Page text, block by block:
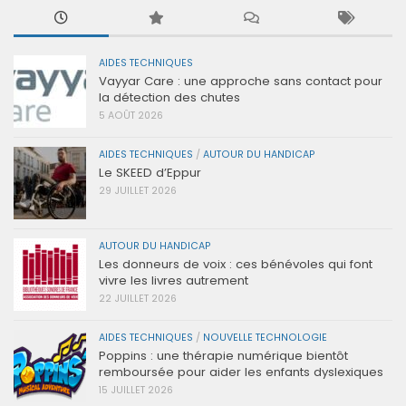
AIDES TECHNIQUES
Vayyar Care : une approche sans contact pour
la détection des chutes
5 AOÛT 2026
AIDES TECHNIQUES / AUTOUR DU HANDICAP
Le SKEED d’Eppur
29 JUILLET 2026
AUTOUR DU HANDICAP
Les donneurs de voix : ces bénévoles qui font
vivre les livres autrement
22 JUILLET 2026
AIDES TECHNIQUES / NOUVELLE TECHNOLOGIE
Poppins : une thérapie numérique bientôt
remboursée pour aider les enfants dyslexiques
15 JUILLET 2026